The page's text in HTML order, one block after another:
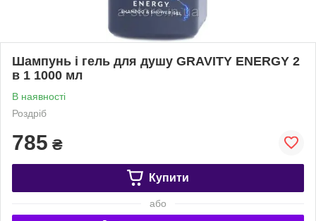
Шампунь і гель для душу GRAVITY ENERGY 2
в 1 1000 мл
В наявності
Роздріб
785 ₴
Купити
або